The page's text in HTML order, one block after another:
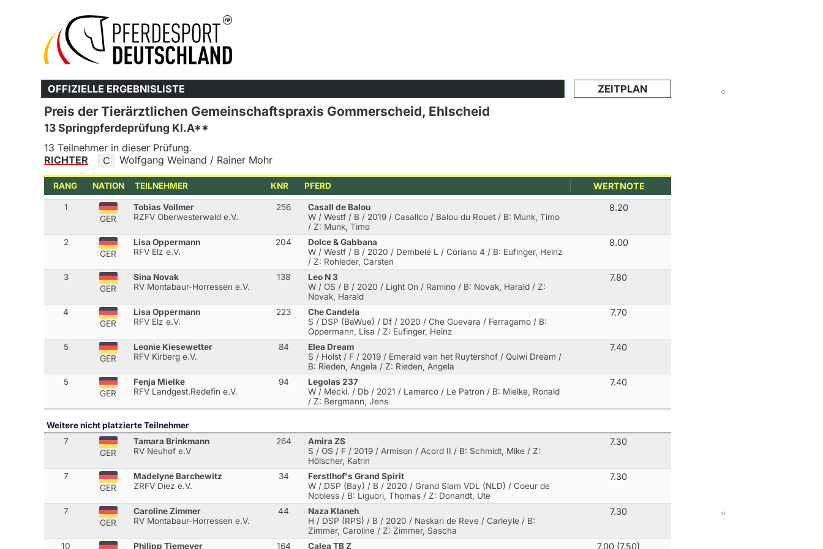
OFFIZIELLE ERGEBNISLISTE ZEITPLAN
Preis der Tierärztlichen Gemeinschaftspraxis Gommerscheid, Ehlscheid
13 Springpferdeprüfung Kl.A**
13 Teilnehmer in dieser Prüfung.
RICHTER
C Wolfgang Weinand / Rainer Mohr
RANG NATION TEILNEHMER KNR PFERD WERTNOTE
1
GER
Tobias Vollmer
RZFV Oberwesterwald e.V.
256
Casall de Balou
W / Westf / B / 2019 / Casallco / Balou du Rouet/ B: Munk, Timo
/ Z: Munk, Timo
8.20
2
GER
Lisa Oppermann
RFV Elz e.V.
204
Dolce & Gabbana
W / Westf / B / 2020 / Dembelé L / Coriano 4 / B: Eufinger, Heinz
/ Z: Rohleder, Carsten
8.00
3
GER
Sina Novak
RV Montabaur-Horressen e.V.
138
Leo N 3
W / OS / B / 2020 / Light On / Ramino/ B: Novak, Harald / Z:
Novak, Harald
7.80
4
GER
Lisa Oppermann
RFV Elz e.V.
223
Che Candela
S / DSP (BaWue) / Df / 2020 / Che Guevara / Ferragamo/ B:
Oppermann, Lisa / Z: Eufinger, Heinz
7.70
5
GER
Leonie Kiesewetter
RFV Kirberg e.V.
84
Elea Dream
S / Holst / F / 2019 / Emerald van het Ruytershof / Quiwi Dream /
B: Rieden, Angela / Z: Rieden, Angela
7.40
5
GER
Fenja Mielke
RFV Landgest.Redefin e.V.
94
Legolas 237
W / Meckl. / Db / 2021 / Lamarco / Le Patron / B: Mielke, Ronald
/ Z: Bergmann, Jens
7.40
Weitere nicht platzierte Teilnehmer
7
GER
Tamara Brinkmann
RV Neuhof e.V
264
Amira ZS
S / OS / F / 2019 / Armison / Acord II / B: Schmidt, Mike / Z:
Hölscher, Katrin
7.30
7
GER
Madelyne Barchewitz
ZRFV Diez e.V.
34
Ferstlhof's Grand Spirit
W / DSP (Bay) / B / 2020 / Grand Slam VDL (NLD) / Coeur de
Nobless/ B: Liguori, Thomas / Z: Donandt, Ute
7.30
7
GER
Caroline Zimmer
RV Montabaur-Horressen e.V.
44
Naza Klaneh
H / DSP (RPS) / B / 2020 / Naskari de Reve / Carleyle/ B:
Zimmer, Caroline / Z: Zimmer, Sascha
7.30
10 Philipp Tiemeyer 164 Calea TB Z 7.00 (7.50)